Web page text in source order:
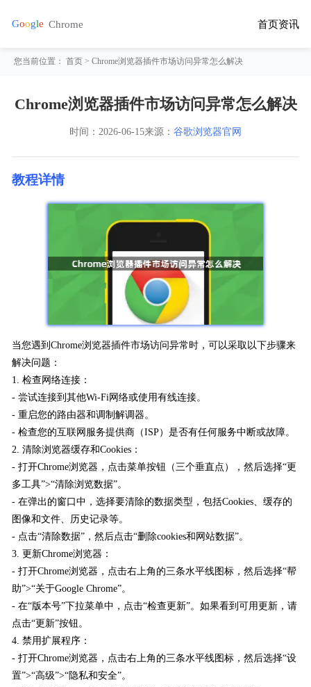
首页资讯
您当前位置：首页 > Chrome浏览器插件市场访问异常怎么解决
Chrome浏览器插件市场访问异常怎么解决
时间： 2026-06-15来源： 谷歌浏览器官网
教程详情
当您遇到Chrome浏览器插件市场访问异常时，可以采取以下步骤来
解决问题：
1. 检查网络连接：
- 尝试连接到其他Wi-Fi网络或使用有线连接。
- 重启您的路由器和调制解调器。
- 检查您的互联网服务提供商（ISP）是否有任何服务中断或故障。
2. 清除浏览器缓存和Cookies：
- 打开Chrome浏览器，点击菜单按钮（三个垂直点），然后选择“更
多工具”>“清除浏览数据”。
- 在弹出的窗口中，选择要清除的数据类型，包括Cookies、缓存的
图像和文件、历史记录等。
- 点击“清除数据”，然后点击“删除cookies和网站数据”。
3. 更新Chrome浏览器：
- 打开Chrome浏览器，点击右上角的三条水平线图标，然后选择“帮
助”>“关于Google Chrome”。
- 在“版本号”下拉菜单中，点击“检查更新”。如果看到可用更新，请
点击“更新”按钮。
4. 禁用扩展程序：
- 打开Chrome浏览器，点击右上角的三条水平线图标，然后选择“设
置”>“高级”>“隐私和安全”。